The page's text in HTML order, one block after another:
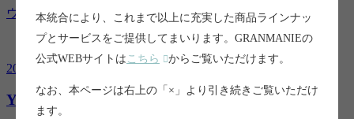
ウエスティンホテル東京
2024.09
Youhei & Yuri at ウェスティンホテル東京
本統合により、これまで以上に充実した商品ラインナッ
プとサービスをご提供してまいります。GRANMANIEの
公式WEBサイトは こちら からご覧いただけます。
なお、本ページは右上の「×」より引き続きご覧いただけ
ます。